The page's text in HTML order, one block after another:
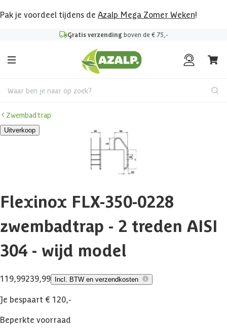
Pak je voordeel tijdens de Azalp Mega Zomer Weken!
Gratis verzending boven de € 75,-
Waar ben je naar op zoek?
Zwembadtrap
Uitverkoop
Flexinox FLX-350-0228
zwembadtrap - 2 treden AISI
304 - wijd model
119,99239,99 Incl. BTW en verzendkosten
Je bespaart € 120,-
Beperkte voorraad